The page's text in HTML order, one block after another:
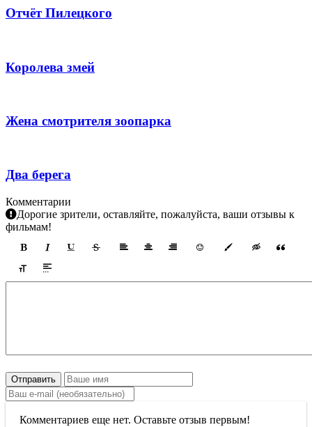
Отчёт Пилецкого
Королева змей
Жена смотрителя зоопарка
Два берега
Комментарии
Дорогие зрители, оставляйте, пожалуйста, ваши отзывы к
фильмам!
Отправить
Комментариев еще нет. Оставьте отзыв первым!